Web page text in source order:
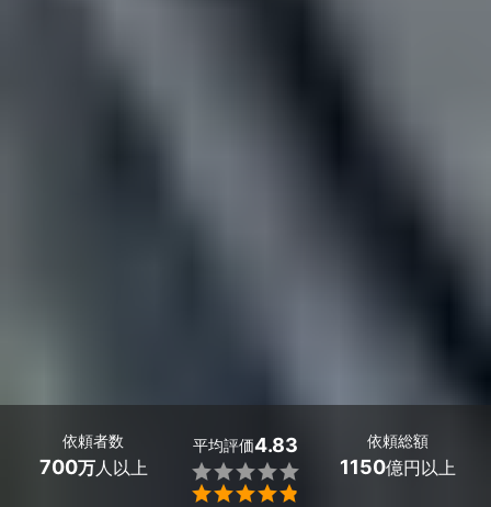
依頼者数
700万人以上
平均評価4.83


依頼総額
1150億円以上